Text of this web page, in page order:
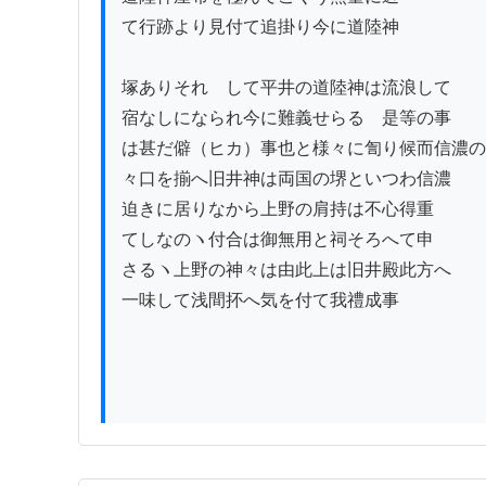
て行跡より見付て追掛り今に道陸神
塚ありそれゟして平井の道陸神は流浪して
宿なしになられ今に難義せらるゝ是等の事
は甚だ僻（ヒカ）事也と様々に訇り候而信濃
々口を揃へ旧井神は両国の堺といつわ信濃
迫きに居りなから上野の肩持は不心得重
てしなのヽ付合は御無用と祠そろへて申
さるヽ上野の神々は由此上は旧井殿此方へ
一味して浅間抔へ気を付て我禮成事